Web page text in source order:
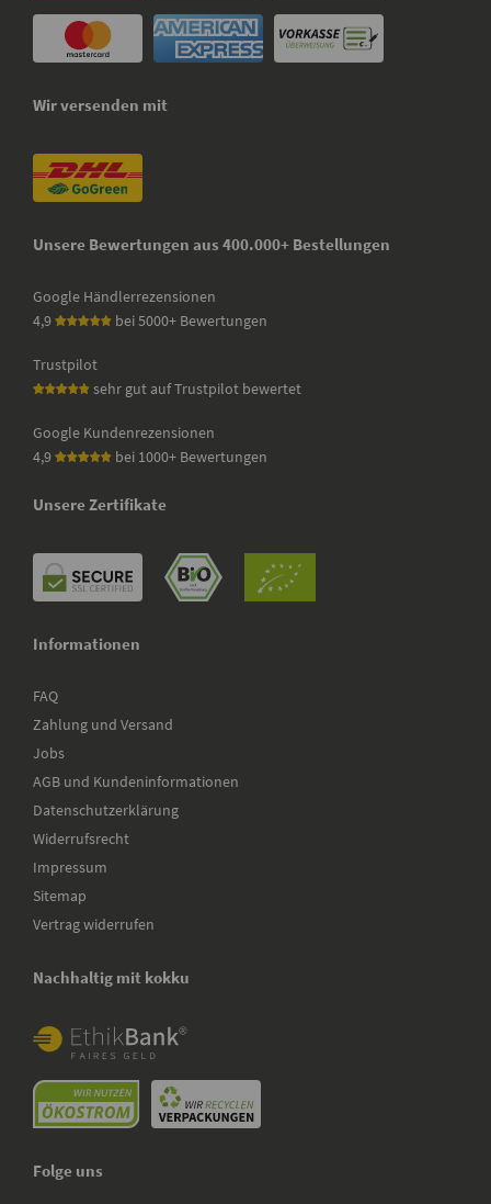
Wir versenden mit
Unsere Bewertungen aus 400.000+ Bestellungen
Google Händlerrezensionen
4,9
bei 5000+ Bewertungen
Trustpilot
sehr gut auf Trustpilot bewertet
Google Kundenrezensionen
4,9
bei 1000+ Bewertungen
Unsere Zertifikate
Informationen
FAQ
Zahlung und Versand
Jobs
AGB und Kundeninformationen
Datenschutzerklärung
Widerrufsrecht
Impressum
Sitemap
Vertrag widerrufen
Nachhaltig mit kokku
Folge uns